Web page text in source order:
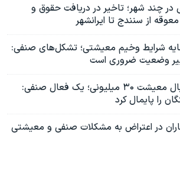
در چند شهر؛ تاخیر در دریافت حقوق و
از سنندج تا ایرانشهر
سایه شرایط وخیم معیشتی؛ تشکل‌های صنفی:
وضعیت ضروری است
مزد ۱۱ میلیونی در قبال معیشت ۳۰ میلیونی؛ یک فعال صنفی:
را پایمال کرد
در اعتراض به مشکلات صنفی و معیشتی